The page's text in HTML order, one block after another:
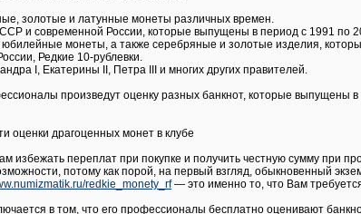
золотые и латунные монеты различных времен.
и современной России, которые выпущены в период с 1991 по
монеты, а также серебряные и золотые изделия,
Редкие 10-рублевки.
I, Екатерины II, Петра III и многих других правителей.
произведут оценку разных банкнот, которые выпущены
оценки драгоценных монет в клубе
избежать переплат при покупке и получить честную сумму при
потому как порой, на первый взгляд, обыкновенный
redkie_monety_rf— это именно то, что Вам
в том, что его профессионалы бесплатно оценивают